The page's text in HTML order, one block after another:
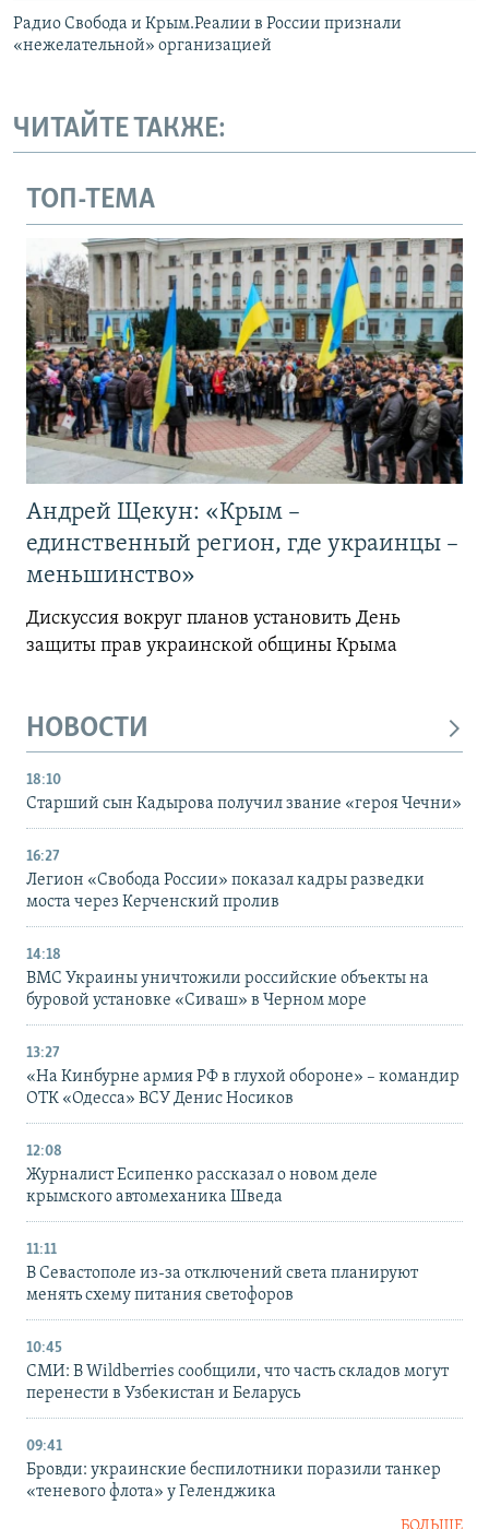
Радио Свобода и Крым.Реалии в России признали
«нежелательной» организацией
ЧИТАЙТЕ ТАКЖЕ:
ТОП-ТЕМА
Андрей Щекун: «Крым –
единственный регион, где украинцы –
меньшинство»
Дискуссия вокруг планов установить День
защиты прав украинской общины Крыма
НОВОСТИ
18:10
Старший сын Кадырова получил звание «героя Чечни»
16:27
Легион «Свобода России» показал кадры разведки
моста через Керченский пролив
14:18
ВМС Украины уничтожили российские объекты на
буровой установке «Сиваш» в Черном море
13:27
«На Кинбурне армия РФ в глухой обороне» – командир
ОТК «Одесса» ВСУ Денис Носиков
12:08
Журналист Есипенко рассказал о новом деле
крымского автомеханика Шведа
11:11
В Севастополе из-за отключений света планируют
менять схему питания светофоров
10:45
СМИ: В Wildberries сообщили, что часть складов могут
перенести в Узбекистан и Беларусь
09:41
Бровди: украинские беспилотники поразили танкер
«теневого флота» у Геленджика